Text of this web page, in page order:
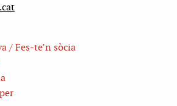
/ Fes-te’n sòcia